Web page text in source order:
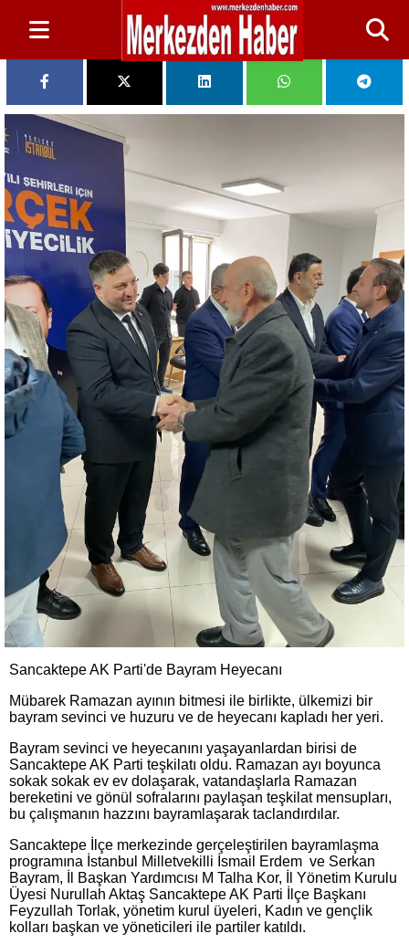
Sancaktepe AK Parti'de Bayram Heyecanı
Mübarek Ramazan ayının bitmesi ile birlikte, ülkemizi bir
bayram sevinci ve huzuru ve de heyecanı kapladı her yeri.
Bayram sevinci ve heyecanını yaşayanlardan birisi de
Sancaktepe AK Parti teşkilatı oldu. Ramazan ayı boyunca
sokak sokak ev ev dolaşarak, vatandaşlarla Ramazan
bereketini ve gönül sofralarını paylaşan teşkilat mensupları,
bu çalışmanın hazzını bayramlaşarak taclandırdılar.
Sancaktepe İlçe merkezinde gerçeleştirilen bayramlaşma
programına İstanbul Milletvekilli İsmail Erdem ve Serkan
Bayram, İl Başkan Yardımcısı M Talha Kor, İl Yönetim Kurulu
Üyesi Nurullah Aktaş Sancaktepe AK Parti İlçe Başkanı
Feyzullah Torlak, yönetim kurul üyeleri, Kadın ve gençlik
kolları başkan ve yöneticileri ile partiler katıldı.